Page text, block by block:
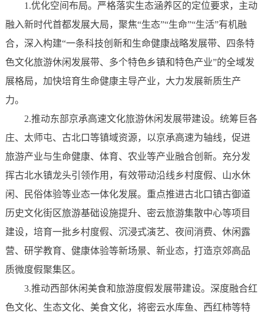
1.优化空间布局。严格落实生态涵养区的定位要求，主动
融入新时代首都发展大局，聚焦“生态”“生命”“生活”有机融
合，深入构建“一条科技创新和生命健康战略发展带、四条特
色文化旅游休闲发展带、多个特色乡镇和特色产业”的全域发
展格局，加快培育生命健康主导产业，大力发展新质生产
力。
2.推动东部京承高速文化旅游休闲发展带建设。统筹巨各
庄、太师屯、古北口等镇域资源，以京承高速为轴线，促进
旅游产业与生命健康、体育、农业等产业融合创新。充分发
挥古北水镇龙头引领作用，有效带动沿线乡村度假、山水休
闲、民俗体验等业态一体化发展。重点推进古北口镇古御道
历史文化街区旅游基础设施提升、密云旅游集散中心等项目
建设，培育一批乡村度假、沉浸式演艺、夜间消费、休闲露
营、研学教育、健康体验等新场景、新业态，打造京郊高品
质微度假聚集区。
3.推动西部休闲美食和旅游度假发展带建设。深度融合红
色文化、生态文化、美食文化，将密云水库鱼、西红柿等特